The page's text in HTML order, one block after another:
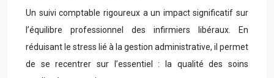
Un suivi comptable rigoureux a un impact significatif sur
l’équilibre professionnel des infirmiers libéraux. En
réduisant le stress lié à la gestion administrative, il permet
de se recentrer sur l’essentiel : la qualité des soins